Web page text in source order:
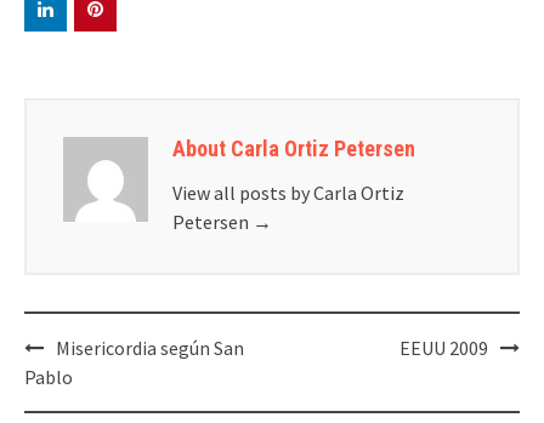
About Carla Ortiz Petersen
View all posts by Carla Ortiz
Petersen →
Post
navigation
Misericordia según San
Pablo
EEUU 2009